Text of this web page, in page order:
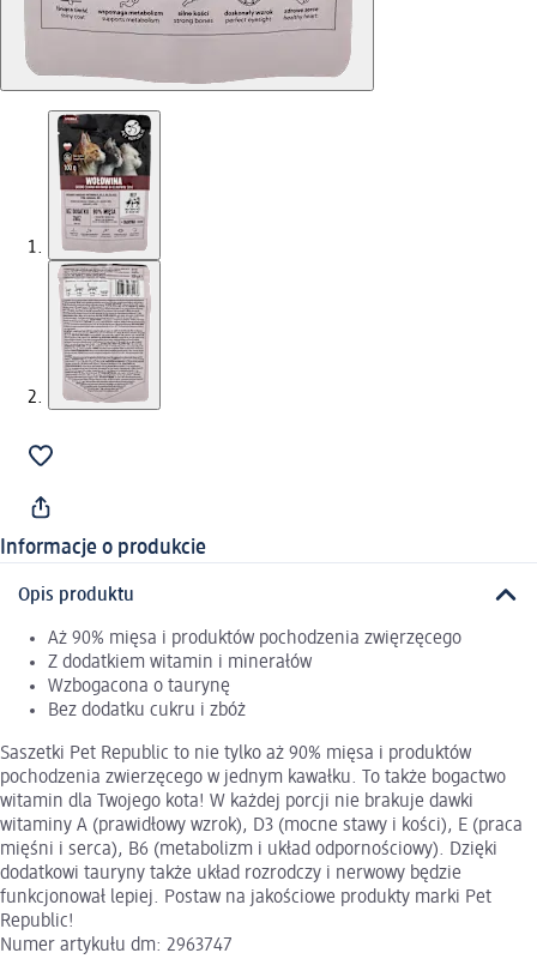
Informacje o produkcie
Opis produktu
Aż 90% mięsa i produktów pochodzenia zwięrzęcego
Z dodatkiem witamin i minerałów
Wzbogacona o taurynę
Bez dodatku cukru i zbóż
Saszetki Pet Republic to nie tylko aż 90% mięsa i produktów
pochodzenia zwierzęcego w jednym kawałku. To także bogactwo
witamin dla Twojego kota! W każdej porcji nie brakuje dawki
witaminy A (prawidłowy wzrok), D3 (mocne stawy i kości), E (praca
mięśni i serca), B6 (metabolizm i układ odpornościowy). Dzięki
dodatkowi tauryny także układ rozrodczy i nerwowy będzie
funkcjonował lepiej. Postaw na jakościowe produkty marki Pet
Republic!
Numer artykułu dm: 2963747